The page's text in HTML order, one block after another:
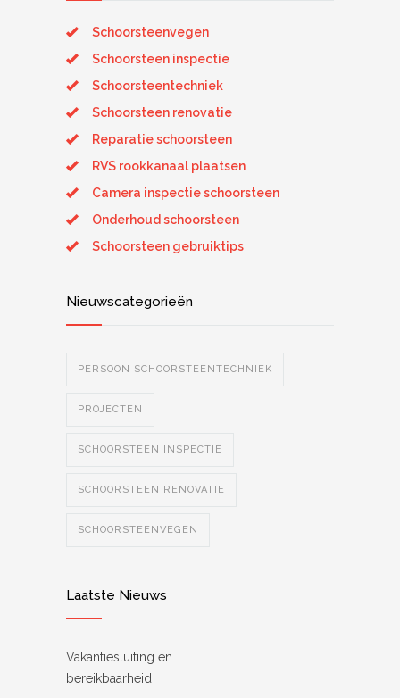
Schoorsteenvegen
Schoorsteen inspectie
Schoorsteentechniek
Schoorsteen renovatie
Reparatie schoorsteen
RVS rookkanaal plaatsen
Camera inspectie schoorsteen
Onderhoud schoorsteen
Schoorsteen gebruiktips
Nieuwscategorieën
PERSOON SCHOORSTEENTECHNIEK
PROJECTEN
SCHOORSTEEN INSPECTIE
SCHOORSTEEN RENOVATIE
SCHOORSTEENVEGEN
Laatste Nieuws
Vakantiesluiting en
bereikbaarheid